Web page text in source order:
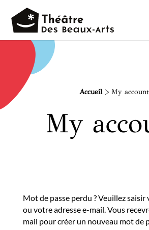
Accueil> My account
My
Mot de passe perdu ? Veuillez
ou votre adresse e-mail. Vous
mail pour créer un nouveau mot de